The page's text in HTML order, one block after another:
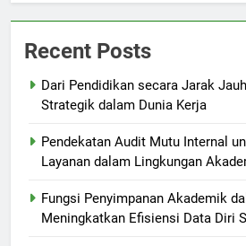
Recent Posts
Dari Pendidikan secara Jarak
Strategik dalam Dunia Kerja
Pendekatan Audit Mutu Internal
Layanan dalam Lingkungan
Fungsi Penyimpanan Akademik
Meningkatkan Efisiensi Data Diri